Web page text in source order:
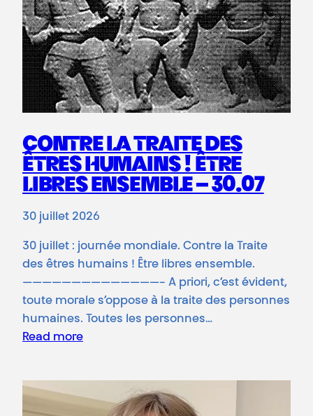
CONTRE LA TRAITE DES
ÊTRES HUMAINS ! ÊTRE
LIBRES ENSEMBLE – 30.07
30 juillet 2026
30 juillet : journée mondiale. Contre la Traite
des êtres humains ! Être libres ensemble.
——————————————- A priori, c’est évident,
toute morale s’oppose à la traite des personnes
humaines. Toutes les personnes…
Read more